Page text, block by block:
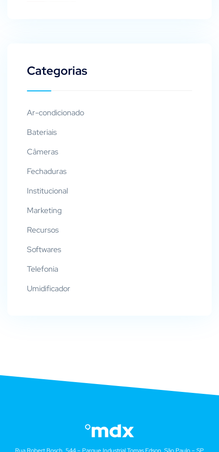
Categorias
Ar-condicionado
Bateriais
Câmeras
Fechaduras
Institucional
Marketing
Recursos
Softwares
Telefonia
Umidificador
Rua Robert Bosch, 544 – Parque Industrial Tomas Edson, São Paulo – SP,